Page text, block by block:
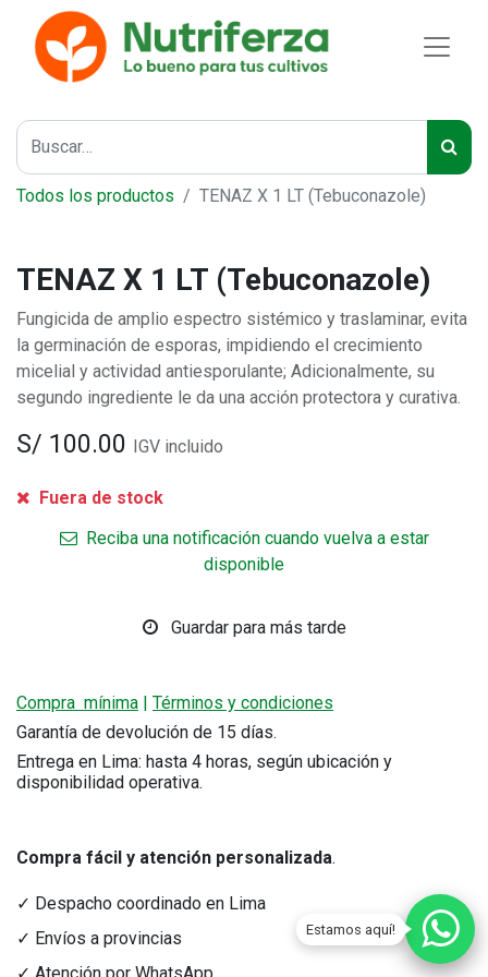
Estamos aquí!
Todos los productos TENAZ X 1 LT (Tebuconazole)
TENAZ X 1 LT (Tebuconazole)
Fungicida de amplio espectro sistémico y traslaminar, evita
la germinación de esporas, impidiendo el crecimiento
micelial y actividad antiesporulante; Adicionalmente, su
segundo ingrediente le da una acción protectora y curativa.
S/ 100.00 IGV incluido
Fuera de stock
Reciba una notificación cuando vuelva a estar
disponible
Guardar para más tarde
Compra mínima | Términos y condiciones
Garantía de devolución de 15 días.
Entrega en Lima: hasta 4 horas, según ubicación y
disponibilidad operativa.
Compra fácil y atención personalizada.
✓ Despacho coordinado en Lima
✓ Envíos a provincias